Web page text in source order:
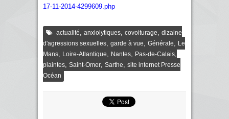
17-11-2014-4299609.php
actualité, anxiolytiques, covoiturage, dizaine
d'agressions sexuelles, garde à vue, Générale, Le
Mans, Loire-Atlantique, Nantes, Pas-de-Calais,
plaintes, Saint-Omer, Sarthe, site internet Presse
Océan